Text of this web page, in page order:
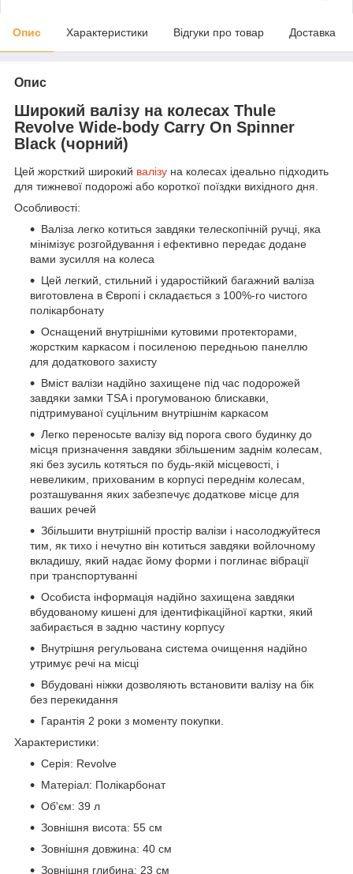
Опис Характеристики Відгуки про товар Доставка
Опис
Широкий валізу на колесах Thule
Revolve Wide-body Carry On Spinner
Black (чорний)
Цей жорсткий широкий валізу на колесах ідеально підходить
для тижневої подорожі або короткої поїздки вихідного дня.
Особливості:
Валіза легко котиться завдяки телескопічній ручці, яка
мінімізує розгойдування і ефективно передає додане
вами зусилля на колеса
Цей легкий, стильний і ударостійкий багажний валіза
виготовлена в Європі і складається з 100%-го чистого
полікарбонату
Оснащений внутрішніми кутовими протекторами,
жорстким каркасом і посиленою передньою панеллю
для додаткового захисту
Вміст валізи надійно захищене під час подорожей
завдяки замки TSA і прогумованою блискавки,
підтримуваної суцільним внутрішнім каркасом
Легко переносьте валізу від порога свого будинку до
місця призначення завдяки збільшеним заднім колесам,
які без зусиль котяться по будь-якій місцевості, і
невеликим, прихованим в корпусі переднім колесам,
розташування яких забезпечує додаткове місце для
ваших речей
Збільшити внутрішній простір валізи і насолоджуйтеся
тим, як тихо і нечутно він котиться завдяки войлочному
вкладишу, який надає йому форми і поглинає вібрації
при транспортуванні
Особиста інформація надійно захищена завдяки
вбудованому кишені для ідентифікаційної картки, який
забирається в задню частину корпусу
Внутрішня регульована система очищення надійно
утримує речі на місці
Вбудовані ніжки дозволяють встановити валізу на бік
без перекидання
Гарантія 2 роки з моменту покупки.
Характеристики:
Серія: Revolve
Матеріал: Полікарбонат
Об'єм: 39 л
Зовнішня висота: 55 см
Зовнішня довжина: 40 см
Зовнішня глибина: 23 см